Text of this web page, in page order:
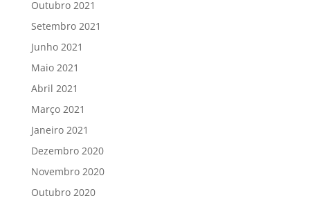
Outubro 2021
Setembro 2021
Junho 2021
Maio 2021
Abril 2021
Março 2021
Janeiro 2021
Dezembro 2020
Novembro 2020
Outubro 2020